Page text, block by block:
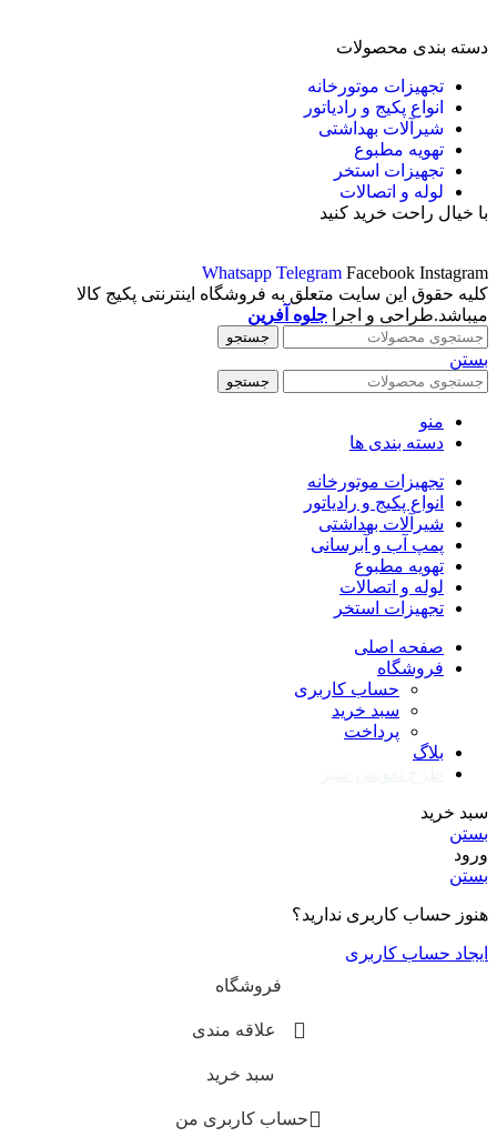
دسته بندی محصولات
تجهیزات موتورخانه
انواع پکیج و رادیاتور
شیرآلات بهداشتی
تهویه مطبوع
تجهیزات استخر
لوله و اتصالات
با خیال راحت خرید کنید
Whatsapp Telegram Facebook Instagram
کلیه حقوق این سایت متعلق به فروشگاه اینترنتی پکیج کالا
میباشد.طراحی و اجرا جلوه آفرین
جستجو
بستن
جستجو
منو
دسته بندی ها
تجهیزات موتورخانه
انواع پکیج و رادیاتور
شیرآلات بهداشتی
پمپ آب و آبرسانی
تهویه مطبوع
لوله و اتصالات
تجهیزات استخر
صفحه اصلی
فروشگاه
حساب کاربری
سبد خرید
پرداخت
بلاگ
سبد خرید
بستن
ورود
بستن
هنوز حساب کاربری ندارید؟
ایجاد حساب کاربری
فروشگاه
علاقه مندی
سبد خرید
حساب کاربری من